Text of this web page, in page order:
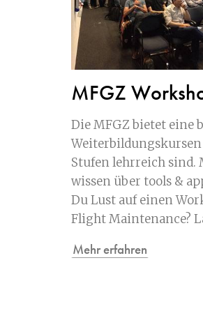
MFGZ
Die MFGZ bietet eine
Stufen lehrreich sind.
wissen über tools &
Du Lust auf einen
Flight Maintenance?
Mehr erfahren